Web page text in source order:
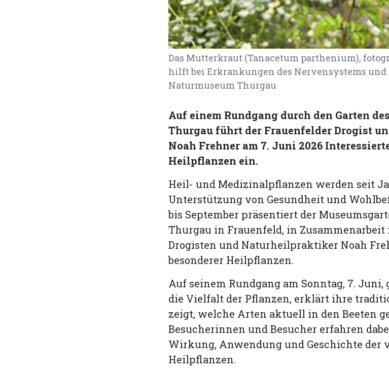
Das Mutterkraut (Tanacetum parthenium),
hilft bei Erkrankungen des Nervensystems und
Naturmuseum Thurgau
Auf einem Rundgang durch den Garten
Thurgau führt der Frauenfelder Drogist
Noah Frehner am 7. Juni 2026
Heilpflanzen ein.
Heil- und Medizinalpflanzen werden seit
Unterstützung von Gesundheit und
bis September präsentiert der
Thurgau in Frauenfeld, in
Drogisten und Naturheilpraktiker Noah
besonderer Heilpflanzen.
Auf seinem Rundgang am Sonntag, 7.
die Vielfalt der Pflanzen, erklärt ihre
zeigt, welche Arten aktuell in den Beeten
Besucherinnen und Besucher erfahren
Wirkung, Anwendung und Geschichte der
Heilpflanzen.